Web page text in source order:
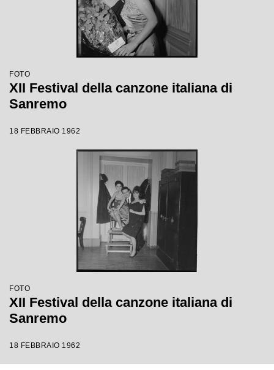
FOTO
XII Festival della canzone italiana di
Sanremo
18 FEBBRAIO 1962
FOTO
XII Festival della canzone italiana di
Sanremo
18 FEBBRAIO 1962